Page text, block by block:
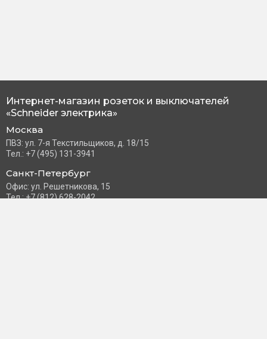
Интернет-магазин розеток и выключателей
«Schneider электрика»
Москва
ПВЗ: ул. 7-я Текстильщиков, д. 18/15
Тел.: +7 (495) 131-3941
Санкт-Петербург
Офис: ул. Решетникова, 15
Тел.: +7 (812) 628-2042